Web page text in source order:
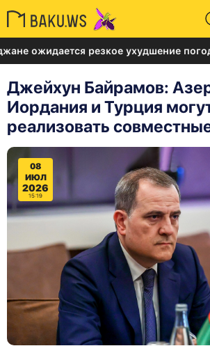
резкое ухудшение погоды
Джейхун Байрамов:
Иордания и Турция
реализовать
08
ИЮЛ
2026
15:19